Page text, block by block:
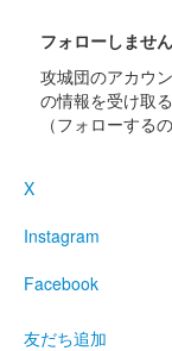
スターフライヤー
らえる御城印。
スターフライヤー×
フォローしませ
攻城団のアカウ
の情報を受け取
（フォローする
X
Instagram
Facebook
友だち追加